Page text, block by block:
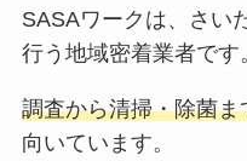
SASAワークは、さい
行う地域密着業者です
調査から清掃・除菌ま
向いています。